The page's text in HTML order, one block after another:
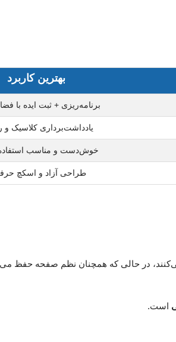
بهترین کاربرد
برنامه‌ریزی + ثبت ایده با
یادداشت‌برداری کلاسیک
خوش‌دست و مناسب استفاده
طراحی آزاد و اسکچ
در حالی که همچنان نظم صفحه حفظ
است.